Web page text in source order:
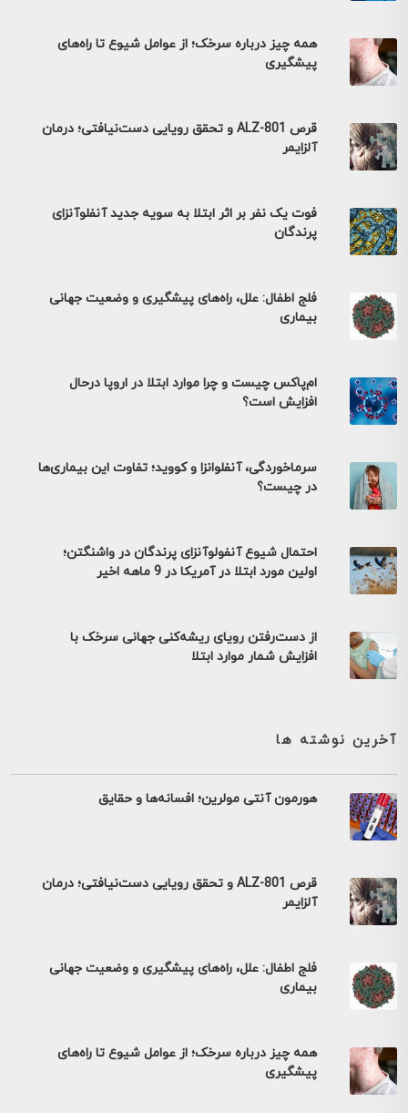
همه چیز درباره سرخک؛ از عوامل شیوع تا راه‌های
پیشگیری
قرص ALZ-801 و تحقق رویایی دست‌نیافتی؛ درمان
آلزایمر
فوت یک نفر بر اثر ابتلا به سویه جدید آنفلوآنزای
پرندگان
فلج اطفال: علل، راه‌های پیشگیری و وضعیت جهانی
بیماری
ام‌پاکس چیست و چرا موارد ابتلا در اروپا درحال
افزایش است؟
سرماخوردگی، آنفلوانزا و کووید؛ تفاوت این بیماری‌ها
در چیست؟
احتمال شیوع آنفولوآنزای پرندگان در واشنگتن؛
اولین مورد ابتلا در آمریکا در 9 ماهه اخیر
از دست‌رفتن رویای ریشه‌کنی جهانی سرخک با
افزایش شمار موارد ابتلا
آخرین نوشته ها
هورمون آنتی مولرین؛ افسانه‌ها و حقایق
قرص ALZ-801 و تحقق رویایی دست‌نیافتی؛ درمان
آلزایمر
فلج اطفال: علل، راه‌های پیشگیری و وضعیت جهانی
بیماری
همه چیز درباره سرخک؛ از عوامل شیوع تا راه‌های
پیشگیری